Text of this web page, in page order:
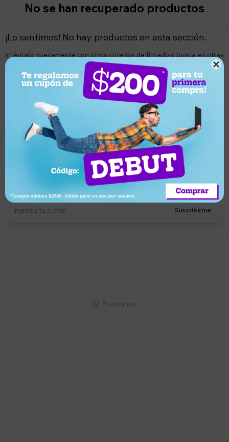

No se han recuperado productos
¡Lo sentimos! No hay productos en esta sección.
Inténtalo nuevamente con otros criterios de filtrado o busca en otras
secciones de nuestro catálogo.
Filtrando por: Bandai Quitar filtros
Te recomendamos quitar:
Suscríbete a nuestro newsletter
Recibí ofertas, novedades y más
Suscribirme
 Escribinos